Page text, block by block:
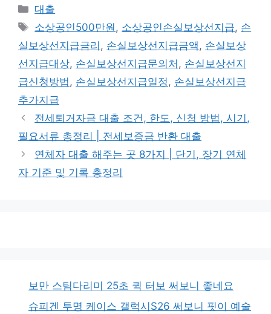
카
테
리
대출
태
그
소상공인500만원, 소상공인손실보상선지급, 손
실보상선지급금리 , 손실보상선지급금액, 손실보상
선지급대상, 손실보상선지급문의처 , 손실보상선지
급신청방법, 손실보상선지급일정, 손실보상선지급
추가지급
전세퇴거자금 대출 조건, 한도, 신청 방법, 시기,
필요서류 총정리 | 전세보증금 반환 대출
연체자 대출 해주는 곳 8가지 | 단기, 장기 연체
자 기준 및 기록 총정리
보만 스팀다리미 25초 퀵 터보 써보니 좋네요
슈피겐 투명 케이스 갤럭시S26 써보니 핏이 예술